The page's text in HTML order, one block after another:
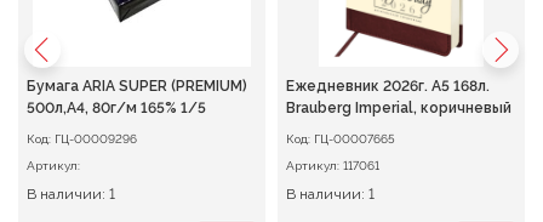
Бумага ARIA SUPER (PREMIUM)
500л,A4, 80г/м 165% 1/5
Код: ГЦ-00009296
Артикул:
В наличии: 1
Ежедневник 2026г. А5 168л.
Brauberg Imperial, коричневый
Код: ГЦ-00007665
Артикул: 117061
В наличии: 1